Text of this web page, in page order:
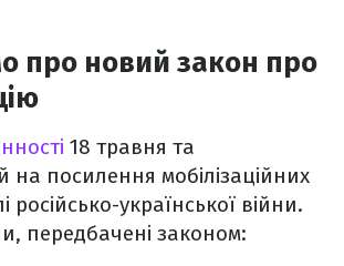
про новий закон про
18 травня та
на посилення мобілізаційних
російсько-української війни.
передбачені законом: